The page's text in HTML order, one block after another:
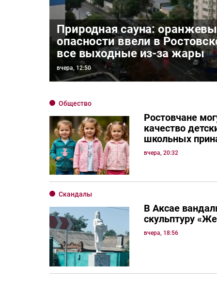
Природная сауна:
опасности ввели в
все выходные из-за жары
вчера, 12:50
Общество
Ростовчане
качество
школьных
вчера, 20:32
Скандалы
В Аксае
скульптуру
вчера, 18:56